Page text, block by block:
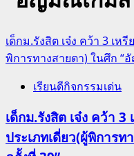
เด็กม.รังสิต เจ๋ง คว้า 3 เห
พิการทางสายตา) ในศึก “
เรียนดีกิจกรรมเด่น
เด็กม.รังสิต เจ๋ง คว้า
ประเภทเดี่ยว(ผู้พิการ